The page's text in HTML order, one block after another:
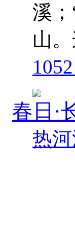
溪
山
春日·
热